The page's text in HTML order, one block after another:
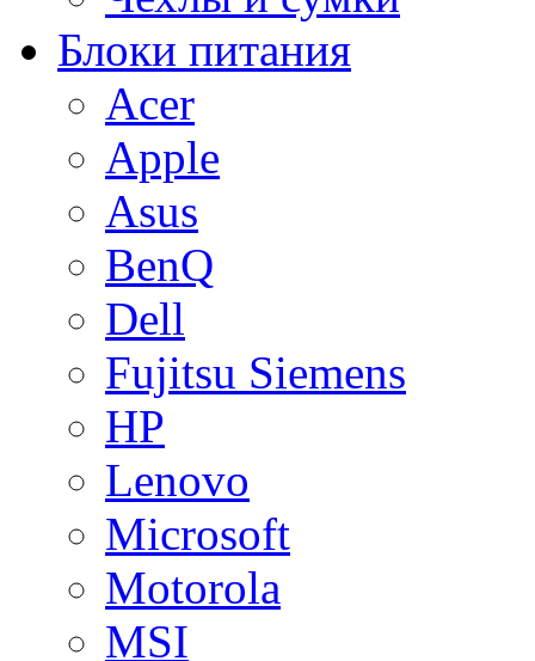
Блоки питания
Acer
Apple
Asus
BenQ
Dell
Fujitsu Siemens
HP
Lenovo
Microsoft
Motorola
MSI